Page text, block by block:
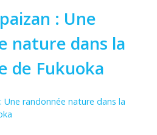
: Une
nature dans la
de Fukuoka